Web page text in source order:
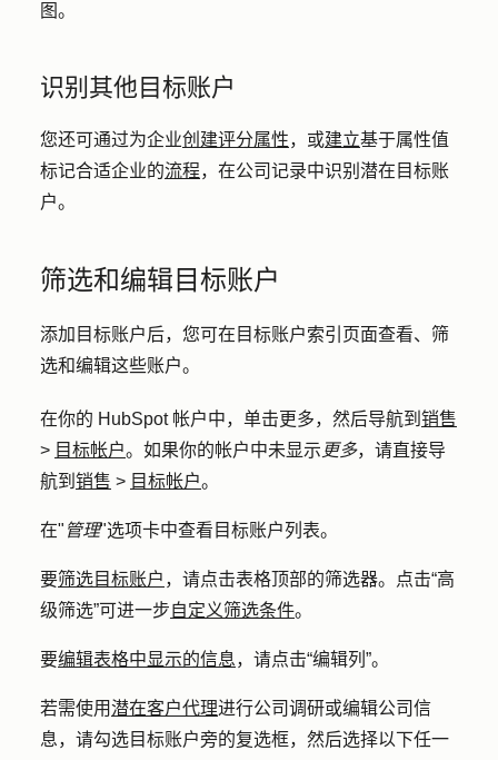
图。
识别其他目标账户
您还可通过为企业创建评分属性，或建立基于属性值
标记合适企业的流程，在公司记录中识别潜在目标账
户。
筛选和编辑目标账户
添加目标账户后，您可在目标账户索引页面查看、筛
选和编辑这些账户。
在你的 HubSpot 帐户中，单击更多，然后导航到 销售
> 目标帐户。如果你的帐户中未显示 更多，请直接导
航到 销售 > 目标帐户。
在" 管理"选项卡中查看目标账户列表。
要筛选目标账户 ，请点击表格顶部的筛选器。点击“高
级筛选”可进一步自定义筛选条件。
要编辑表格中显示的信息，请点击“编辑列 ”。
若需使用潜在客户代理进行公司调研或编辑公司信
息，请勾选目标账户旁的复选框，然后选择以下任一